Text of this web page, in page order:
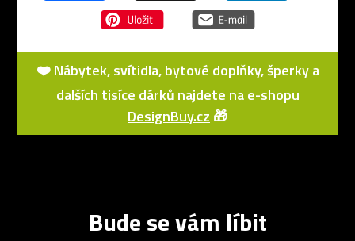
❤️ Nábytek, svítidla, bytové doplňky, šperky a
dalších tisíce dárků najdete na e-shopu
DesignBuy.cz 🎁
Bude se vám líbit